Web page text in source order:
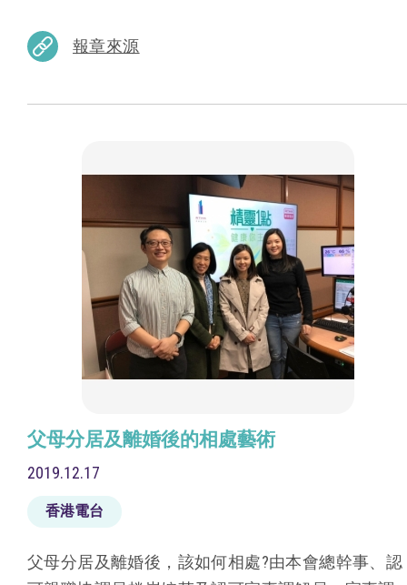
報章來源
父母分居及離婚後的相處藝術
2019.12.17
香港電台
父母分居及離婚後，該如何相處?由本會總幹事、認